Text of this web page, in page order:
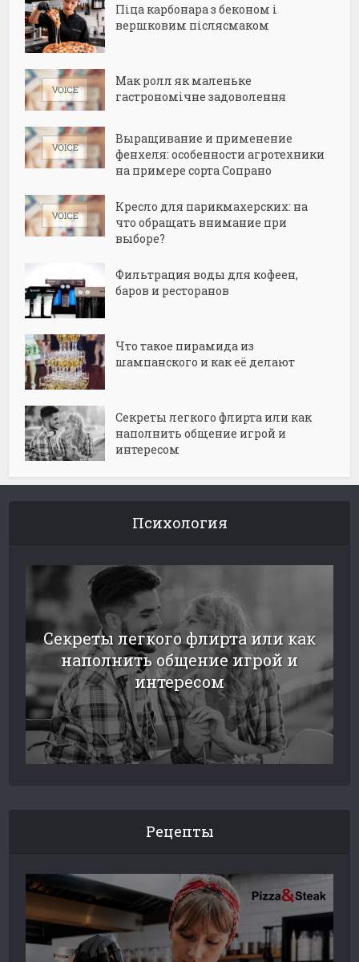
Піца карбонара з беконом і
вершковим післясмаком
Мак ролл як маленьке
гастрономічне задоволення
Выращивание и применение
фенхеля: особенности агротехники
на примере сорта Сопрано
Кресло для парикмахерских: на
что обращать внимание при
выборе?
Фильтрация воды для кофеен,
баров и ресторанов
Что такое пирамида из
шампанского и как её делают
Секреты легкого флирта или как
наполнить общение игрой и
интересом
Психология
Секреты легкого флирта или как
наполнить общение игрой и
интересом
Рецепты